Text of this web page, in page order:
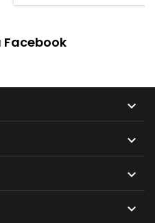
Facebook



